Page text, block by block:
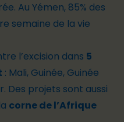
Au Yémen, 85% des
semaine de la vie
l’excision dans 5
: Mali, Guinée, Guinée
Des projets sont aussi
corne de l’Afrique